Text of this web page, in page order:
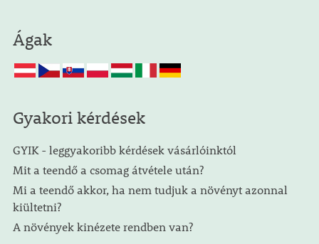
Ágak
Gyakori kérdések
GYIK - leggyakoribb kérdések vásárlóinktól
Mit a teendő a csomag átvétele után?
Mi a teendő akkor, ha nem tudjuk a növényt azonnal
kiültetni?
A növények kinézete rendben van?